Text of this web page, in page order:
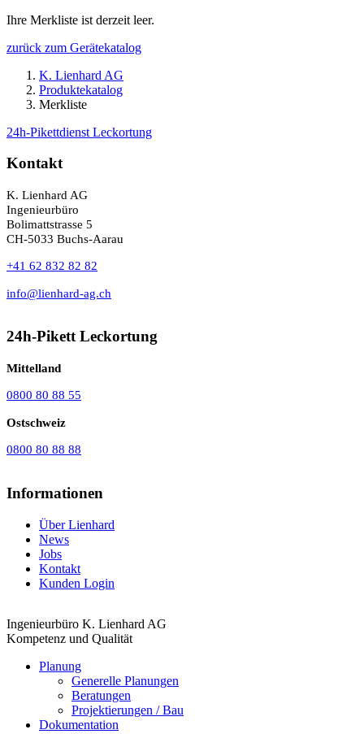
Ihre Merkliste ist derzeit leer.
zurück zum Gerätekatalog
K. Lienhard AG
Produktekatalog
Merkliste
24h-Pikettdienst Leckortung
Kontakt
K. Lienhard AG
Ingenieurbüro
Bolimattstrasse 5
CH-5033 Buchs-Aarau
+41 62 832 82 82
info@lienhard-ag.ch
24h-Pikett Leckortung
Mittelland
0800 80 88 55
Ostschweiz
0800 80 88 88
Informationen
Über Lienhard
News
Jobs
Kontakt
Kunden Login
Ingenieurbüro K. Lienhard AG
Kompetenz und Qualität
Planung
Generelle Planungen
Beratungen
Projektierungen / Bau
Dokumentation